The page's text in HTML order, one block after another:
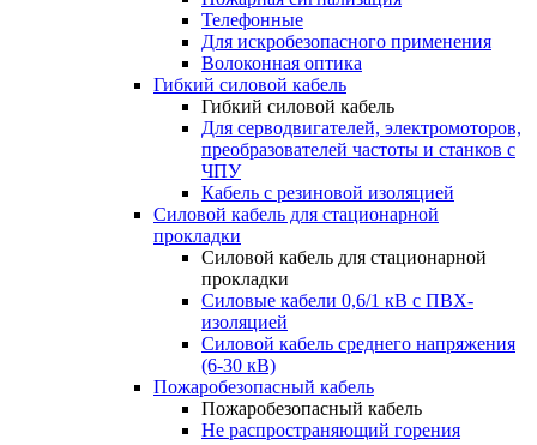
Телефонные
Для искробезопасного применения
Волоконная оптика
Гибкий силовой кабель
Гибкий силовой кабель
Для серводвигателей, электромоторов,
преобразователей частоты и станков с
ЧПУ
Кабель с резиновой изоляцией
Силовой кабель для стационарной
прокладки
Силовой кабель для стационарной
прокладки
Силовые кабели 0,6/1 кВ с ПВХ-
изоляцией
Силовой кабель среднего напряжения
(6-30 кВ)
Пожаробезопасный кабель
Пожаробезопасный кабель
Не распространяющий горения